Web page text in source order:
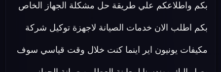
بكم واطلاعكم علي طريقة حل مشكلة الجهاز الخاص
بكم اطلب الان خدمات الصيانة لاجهزة توكيل شركة
مكيفات يونيون اير اينما كنت خلال وقت قياسي سوف